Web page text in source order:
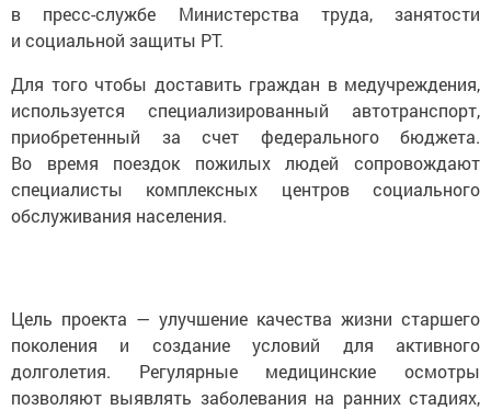
в пресс-службе Министерства труда, занятости
и социальной защиты РТ.
Для того чтобы доставить граждан в медучреждения,
используется специализированный автотранспорт,
приобретенный за счет федерального бюджета.
Во время поездок пожилых людей сопровождают
специалисты комплексных центров социального
обслуживания населения.
Цель проекта — улучшение качества жизни старшего
поколения и создание условий для активного
долголетия. Регулярные медицинские осмотры
позволяют выявлять заболевания на ранних стадиях,